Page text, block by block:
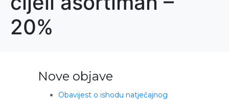
20%
Nove objave
Obavijest o ishodu natječajnog